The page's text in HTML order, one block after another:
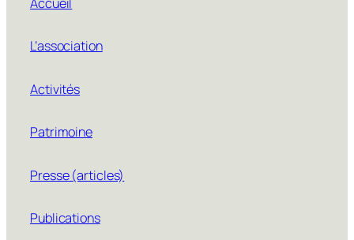
L’association
Activités
Patrimoine
Presse (articles)
Publications